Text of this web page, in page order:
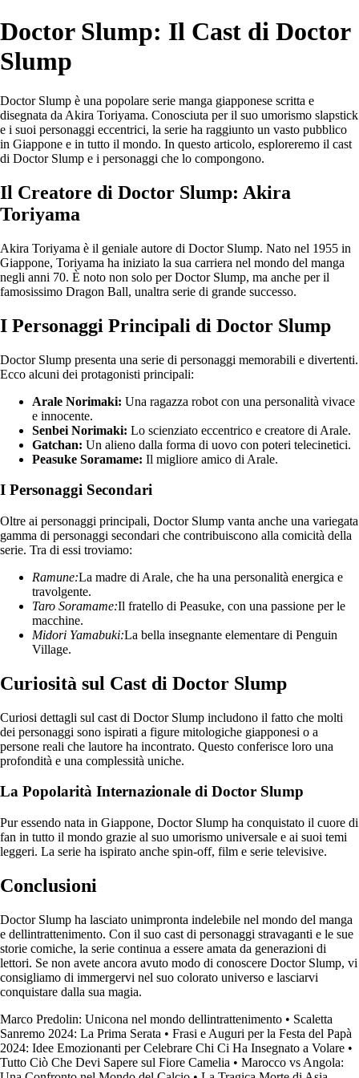
Doctor Slump: Il Cast di Doctor
Slump
Doctor Slump è una popolare serie manga giapponese scritta e
disegnata da Akira Toriyama. Conosciuta per il suo umorismo slapstick
e i suoi personaggi eccentrici, la serie ha raggiunto un vasto pubblico
in Giappone e in tutto il mondo. In questo articolo, esploreremo il cast
di Doctor Slump e i personaggi che lo compongono.
Il Creatore di Doctor Slump: Akira
Toriyama
Akira Toriyama è il geniale autore di Doctor Slump. Nato nel 1955 in
Giappone, Toriyama ha iniziato la sua carriera nel mondo del manga
negli anni 70. È noto non solo per Doctor Slump, ma anche per il
famosissimo Dragon Ball, unaltra serie di grande successo.
I Personaggi Principali di Doctor Slump
Doctor Slump presenta una serie di personaggi memorabili e divertenti.
Ecco alcuni dei protagonisti principali:
Arale Norimaki: Una ragazza robot con una personalità vivace
e innocente.
Senbei Norimaki: Lo scienziato eccentrico e creatore di Arale.
Gatchan: Un alieno dalla forma di uovo con poteri telecinetici.
Peasuke Soramame: Il migliore amico di Arale.
I Personaggi Secondari
Oltre ai personaggi principali, Doctor Slump vanta anche una variegata
gamma di personaggi secondari che contribuiscono alla comicità della
serie. Tra di essi troviamo:
Ramune:La madre di Arale, che ha una personalità energica e
travolgente.
Taro Soramame:Il fratello di Peasuke, con una passione per le
macchine.
Midori Yamabuki:La bella insegnante elementare di Penguin
Village.
Curiosità sul Cast di Doctor Slump
Curiosi dettagli sul cast di Doctor Slump includono il fatto che molti
dei personaggi sono ispirati a figure mitologiche giapponesi o a
persone reali che lautore ha incontrato. Questo conferisce loro una
profondità e una complessità uniche.
La Popolarità Internazionale di Doctor Slump
Pur essendo nata in Giappone, Doctor Slump ha conquistato il cuore di
fan in tutto il mondo grazie al suo umorismo universale e ai suoi temi
leggeri. La serie ha ispirato anche spin-off, film e serie televisive.
Conclusioni
Doctor Slump ha lasciato unimpronta indelebile nel mondo del manga
e dellintrattenimento. Con il suo cast di personaggi stravaganti e le sue
storie comiche, la serie continua a essere amata da generazioni di
lettori. Se non avete ancora avuto modo di conoscere Doctor Slump, vi
consigliamo di immergervi nel suo colorato universo e lasciarvi
conquistare dalla sua magia.
Marco Predolin: Unicona nel mondo dellintrattenimento • Scaletta
Sanremo 2024: La Prima Serata • Frasi e Auguri per la Festa del Papà
2024: Idee Emozionanti per Celebrare Chi Ci Ha Insegnato a Volare •
Tutto Ciò Che Devi Sapere sul Fiore Camelia • Marocco vs Angola: